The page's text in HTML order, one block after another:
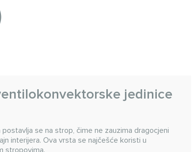
jedinice
se na strop, čime ne zauzima dragocjeni
interijera. Ova vrsta se najčešće koristi u
stropovima.